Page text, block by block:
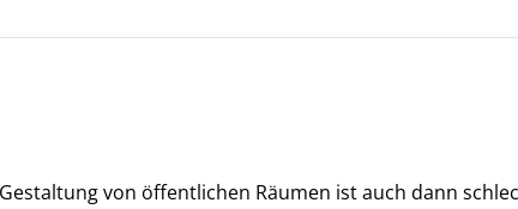
von öffentlichen Räumen ist auch dann